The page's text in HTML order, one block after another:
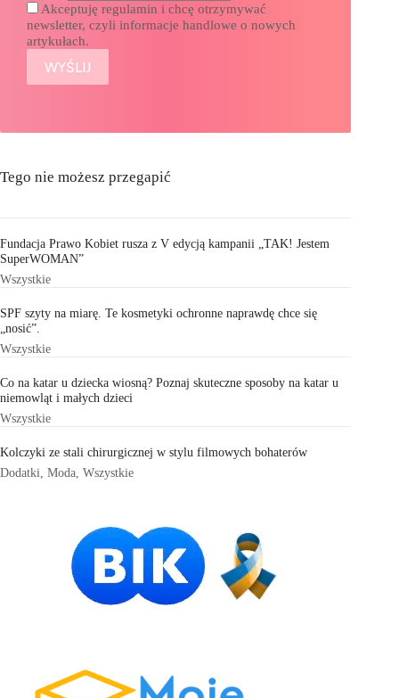
Akceptuję regulamin i chcę otrzymywać
newsletter, czyli informacje handlowe o nowych
artykułach.
Tego nie możesz przegapić
Fundacja Prawo Kobiet rusza z V edycją kampanii „TAK! Jestem
SuperWOMAN”
Wszystkie
SPF szyty na miarę. Te kosmetyki ochronne naprawdę chce się
„nosić”.
Wszystkie
Co na katar u dziecka wiosną? Poznaj skuteczne sposoby na katar u
niemowląt i małych dzieci
Wszystkie
Kolczyki ze stali chirurgicznej w stylu filmowych bohaterów
Dodatki Moda Wszystkie